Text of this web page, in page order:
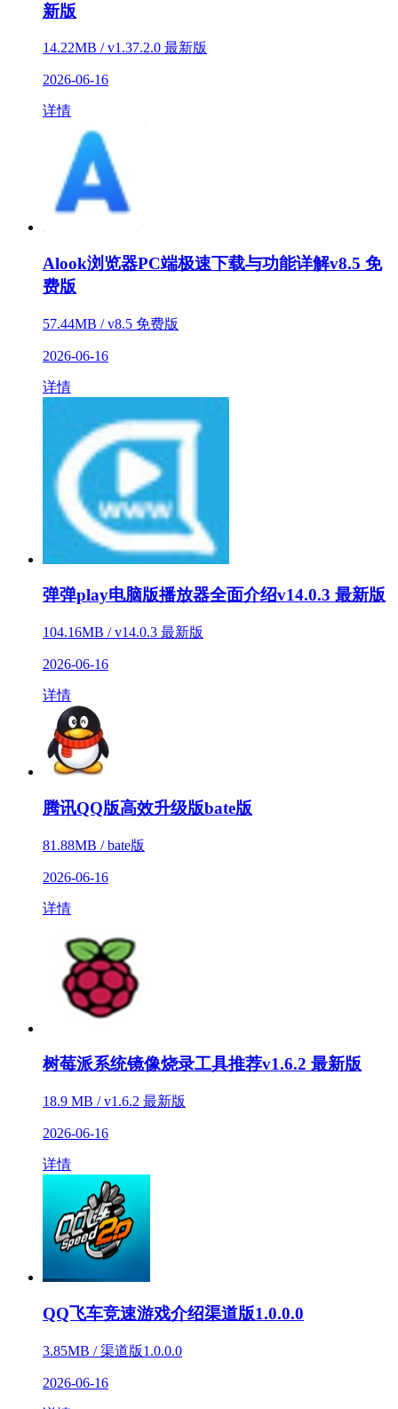
新版
14.22MB / v1.37.2.0 最新版
2026-06-16
详情
Alook浏览器PC端极速下载与功能详解v8.5 免
费版
57.44MB / v8.5 免费版
2026-06-16
详情
弹弹play电脑版播放器全面介绍v14.0.3 最新版
104.16MB / v14.0.3 最新版
2026-06-16
详情
腾讯QQ版高效升级版bate版
81.88MB / bate版
2026-06-16
详情
树莓派系统镜像烧录工具推荐v1.6.2 最新版
18.9 MB / v1.6.2 最新版
2026-06-16
详情
QQ飞车竞速游戏介绍渠道版1.0.0.0
3.85MB / 渠道版1.0.0.0
2026-06-16